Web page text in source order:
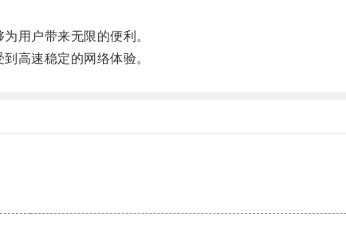
用户带来无限的便利。
高速稳定的网络体验。